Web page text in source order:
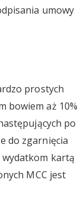
umowy
prostych
bowiem aż 10%
po
do zgarnięcia
wydatkom kartą
MCC jest